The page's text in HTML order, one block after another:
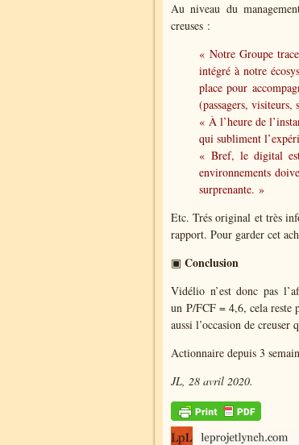
Au niveau du
creuses :
« Notre Groupe
intégré à notre
place pour
(passagers, visiteurs,
« À l’heure de
qui subliment
« Bref, le digital
environnements
surprenante. »
Etc. Trés original et très
rapport. Pour garder cet
▣ Conclusion
Vidélio n’est donc pas
un P/FCF = 4,6, cela reste
aussi l’occasion de creuser
Actionnaire depuis 3
JL, 28 avril 2020.